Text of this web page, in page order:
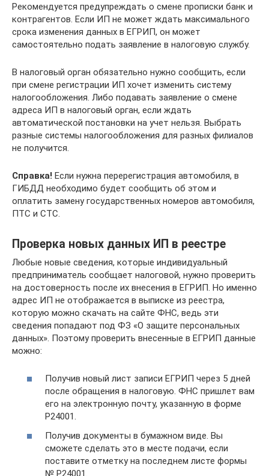
Рекомендуется предупреждать о смене прописки банк и
контрагентов. Если ИП не может ждать максимального
срока изменения данных в ЕГРИП, он может
самостоятельно подать заявление в налоговую службу.
В налоговый орган обязательно нужно сообщить, если
при смене регистрации ИП хочет изменить систему
налогообложения. Либо подавать заявление о смене
адреса ИП в налоговый орган, если ждать
автоматической постановки на учет нельзя. Выбрать
разные системы налогообложения для разных филиалов
не получится.
Справка! Если нужна перерегистрация автомобиля, в
ГИБДД необходимо будет сообщить об этом и
оплатить замену государственных номеров автомобиля,
ПТС и СТС.
Проверка новых данных ИП в реестре
Любые новые сведения, которые индивидуальный
предприниматель сообщает налоговой, нужно проверить
на достоверность после их внесения в ЕГРИП. Но именно
адрес ИП не отображается в выписке из реестра,
которую можно скачать на сайте ФНС, ведь эти
сведения попадают под ФЗ «О защите персональных
данных». Поэтому проверить внесенные в ЕГРИП данные
можно:
Получив новый лист записи ЕГРИП через 5 дней
после обращения в налоговую. ФНС пришлет вам
его на электронную почту, указанную в форме
Р24001.
Получив документы в бумажном виде. Вы
сможете сделать это в месте подачи, если
поставите отметку на последнем листе формы
№ Р24001.